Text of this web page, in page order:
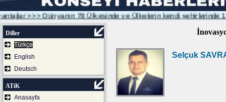
>>>Dünyanın 78 Ülkesinde ve Ülkelerin kendi şehirlerinde
Diller
Türkçe
English
Deutsch
ATiK
Anasayfa
Selçuk